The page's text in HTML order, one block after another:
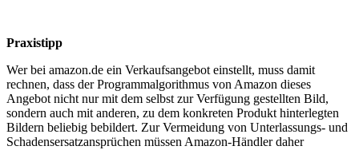
Praxistipp
Wer bei amazon.de ein Verkaufsangebot einstellt, muss damit
rechnen, dass der Programmalgorithmus von Amazon dieses
Angebot nicht nur mit dem selbst zur Verfügung gestellten Bild,
sondern auch mit anderen, zu dem konkreten Produkt hinterlegten
Bildern beliebig bebildert. Zur Vermeidung von Unterlassungs- und
Schadensersatzansprüchen müssen Amazon-Händler daher